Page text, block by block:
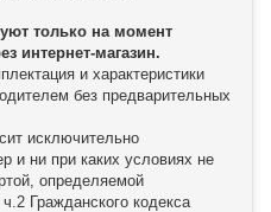
только на момент
интернет-магазин.
и характеристики
без предварительных
исключительно
и ни при каких условиях не
определяемой
Гражданского кодекса